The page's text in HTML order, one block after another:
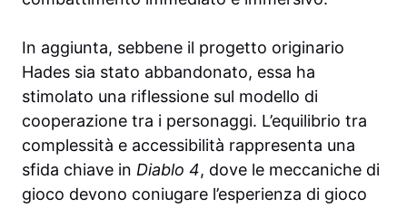
In aggiunta, sebbene il progetto originario
Hades sia stato abbandonato, essa ha
stimolato una riflessione sul modello di
cooperazione tra i personaggi. L’equilibrio tra
complessità e accessibilità rappresenta una
sfida chiave in Diablo 4, dove le meccaniche di
gioco devono coniugare l’esperienza di gioco